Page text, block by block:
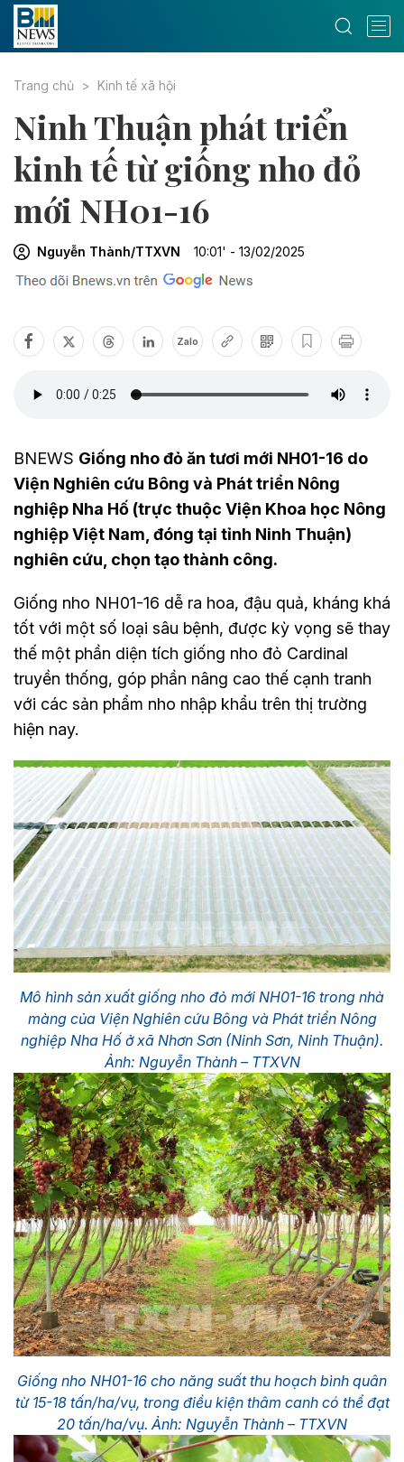
Trang chủ Kinh tế xã hội
Ninh Thuận phát triển
kinh tế từ giống nho đỏ
mới NH01-16
Nguyễn Thành/TTXVN 10:01' - 13/02/2025
Zalo
BNEWS Giống nho đỏ ăn tươi mới NH01-16 do
Viện Nghiên cứu Bông và Phát triển Nông
nghiệp Nha Hố (trực thuộc Viện Khoa học Nông
nghiệp Việt Nam, đóng tại tỉnh Ninh Thuận)
nghiên cứu, chọn tạo thành công.
Giống nho NH01-16 dễ ra hoa, đậu quả, kháng khá
tốt với một số loại sâu bệnh, được kỳ vọng sẽ thay
thế một phần diện tích giống nho đỏ Cardinal
truyền thống, góp phần nâng cao thế cạnh tranh
với các sản phẩm nho nhập khẩu trên thị trường
hiện nay.
Mô hình sản xuất giống nho đỏ mới NH01-16 trong nhà
màng của Viện Nghiên cứu Bông và Phát triển Nông
nghiệp Nha Hố ở xã Nhơn Sơn (Ninh Sơn, Ninh Thuận).
Ảnh: Nguyễn Thành – TTXVN
Giống nho NH01-16 cho năng suất thu hoạch bình quân
từ 15-18 tấn/ha/vụ, trong điều kiện thâm canh có thể đạt
20 tấn/ha/vụ. Ảnh: Nguyễn Thành – TTXVN